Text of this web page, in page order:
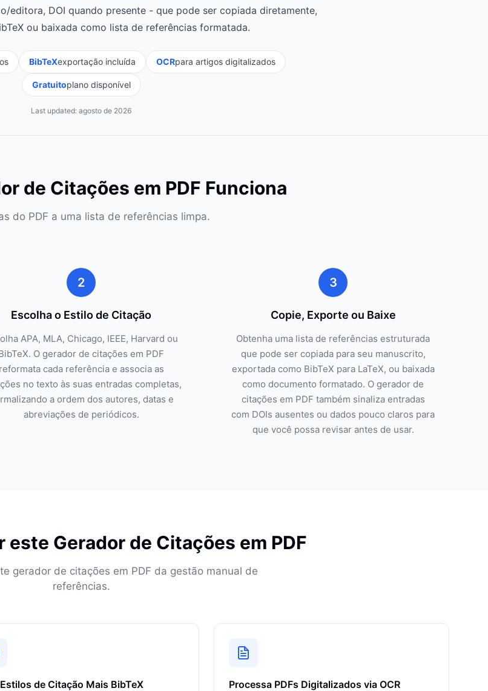
editora, DOI quando presente - que pode ser copiada diretamente,
ou baixada como lista de referências formatada.
BibTeXexportação incluída OCRpara artigos digitalizados
Gratuitoplano disponível
Last updated: agosto de 2026
de Citações em PDF Funciona
do PDF a uma lista de referências limpa.
2
Escolha o Estilo de Citação
APA, MLA, Chicago, IEEE, Harvard ou
O gerador de citações em PDF
reformata cada referência e associa as
no texto às suas entradas completas,
a ordem dos autores, datas e
abreviações de periódicos.
3
Copie, Exporte ou Baixe
Obtenha uma lista de referências estruturada
que pode ser copiada para seu manuscrito,
exportada como BibTeX para LaTeX, ou baixada
como documento formatado. O gerador de
citações em PDF também sinaliza entradas
com DOIs ausentes ou dados pouco claros para
que você possa revisar antes de usar.
este Gerador de Citações em PDF
gerador de citações em PDF da gestão manual de
referências.
de Citação Mais BibTeX Processa PDFs Digitalizados via OCR